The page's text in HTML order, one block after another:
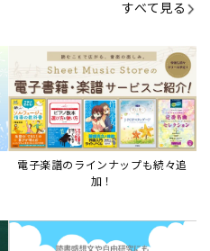
すべて見る
電子楽譜のラインナップも続々追
加！